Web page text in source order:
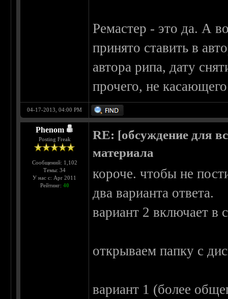
Ремастер - это да. А
принято ставить в
автора рипа, дату
прочего, не
04-17-2013, 04:00 PM
Phenom
Posting Freak
Сообщений: 1,102
Темы: 34
У нас с: Apr 2011
Рейтинг: 40
RE: [обсуждение для
материала
короче. чтобы не
два варианта ответа.
вариант 2 включает в
открываем папку с
вариант 1 (более